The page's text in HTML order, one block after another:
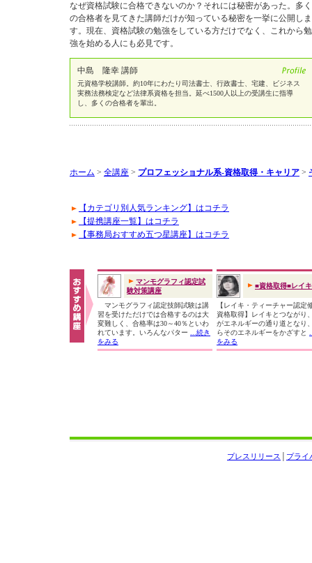
なぜ資格試験に合格できないのか？それには秘密があった。多く
の合格者を見てきた講師だけが知っている秘密を一挙に公開しま
す。現在、資格試験の勉強をしている方だけでなく、これから勉
強を始める人にも必見です。
中島 隆幸 講師
元資格学校講師。約10年にわたり司法書士、行政書士、宅建、ビジネス
実務法務検定など法律系資格を担当。延べ1500人以上の受講生に指導
し、多くの合格者を輩出。
ホーム > 全講座 > プロフェッショナル系-資格取得・キャリア >
【カテゴリ別人気ランキング】はコチラ
【提携講座一覧】はコチラ
【事務局おすすめ五つ星講座】はコチラ
マンモグラフィ認定試
験対策講座
マンモグラフィ認定技師試験は講
習を受けただけでは合格するのは大
変難しく、合格率は30～40％といわ
れています。いろんなパター
...続き
をみる
■資格取得■レイ
【レイキ・ティーチャー認定
資格取得】レイキとつながり
がエネルギーの通り道となり
らそのエネルギーをかざすと
をみる
プライ
プレスリリース